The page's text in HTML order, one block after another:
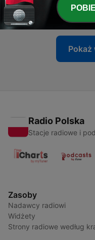
06 sty 2022
Radio Polska
Stacje radiowe i
Zasoby
Nadawcy radiowi
Widżety
Strony radiowe według